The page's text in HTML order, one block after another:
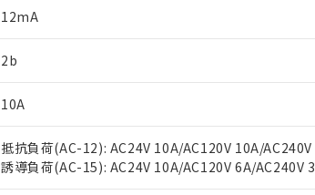
12mA
2b
10A
抵抗負荷(AC-12): AC24V 10A/AC120V 10A/
誘導負荷(AC-15): AC24V 10A/AC120V 6A/AC240V
い。
正式な納期状況および標準価格はお客様の
当社販売員にご相談ください。
オムロン制御機器販売店や当社販売拠点は
但し、RoHS指令で産業用監視および制御機器に対する適用除外
※2 対応予定月
「○」：最大均質材料含有率が中国RoHSの基準
「×」：最大均質材料含有率が中国RoHSの基準
*中国RoHS10物質の基準値 (GB/T26572)：
Pb(鉛) :1000ppm、 Hg(水銀) : 1000ppm、 Cd(カドミウム) :
Cr(Ⅵ)(六価クロム) : 1000ppm、 PBBs(ポリ臭化ビフェニル類)
DBP(フタル酸ジブチル) : 1000ppm、 DIBP(フタル酸ジイソブ
DEHP(フタル酸ビス(2-エチルヘキシル)) : 1000ppm
当社は、これら貴社製品のうち、外国為替
当社は貴社製品を、核兵器、ミサイル、化
置等に一切使用いたしません。
当社は、貴社製品を第三者に販売する場合
また当社は、販売先および販売に係わる関
号
○ 一定数以上の在庫あり
△ 一定数には満たないが在庫あり